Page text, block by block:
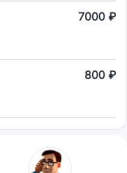
7000 ₽
800 ₽